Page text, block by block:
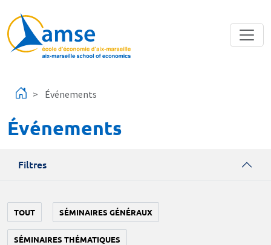
Événements
Événements
Filtres
TOUT SÉMINAIRES GÉNÉRAUX
SÉMINAIRES THÉMATIQUES